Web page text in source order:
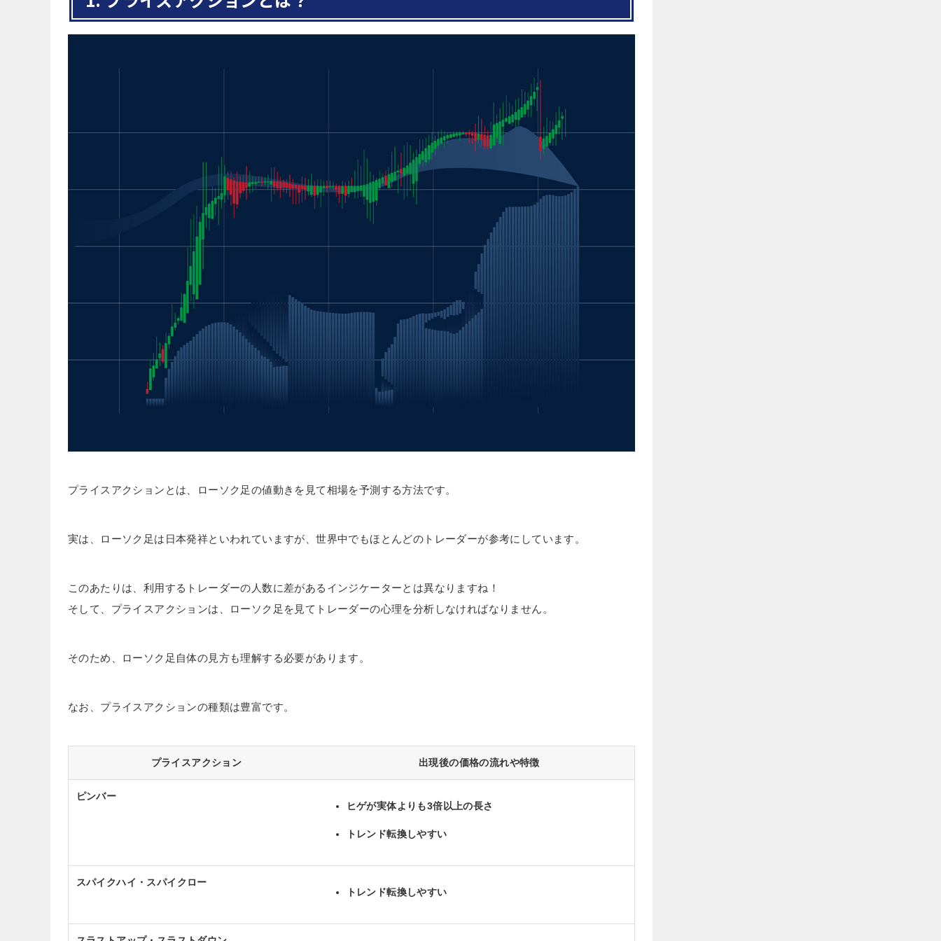
プライスアクションとは、ローソク足の値動きを見て相場を予測する方法です。
実は、ローソク足は日本発祥といわれていますが、世界中でもほとんどのトレーダーが参考にしています。
このあたりは、利用するトレーダーの人数に差があるインジケーターとは異なりますね！
そして、プライスアクションは、ローソク足を見てトレーダーの心理を分析しなければなりません。
そのため、ローソク足自体の見方も理解する必要があります。
なお、プライスアクションの種類は豊富です。
プライスアクション 出現後の価格の流れや特徴
ピンバー
ヒゲが実体よりも3倍以上の長さ
トレンド転換しやすい
スパイクハイ・スパイクロー
トレンド転換しやすい